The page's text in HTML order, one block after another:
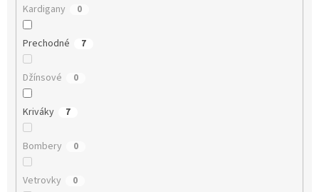
Kardigany 0
Prechodné 7
Džínsové 0
Kriváky 7
Bombery 0
Vetrovky 0